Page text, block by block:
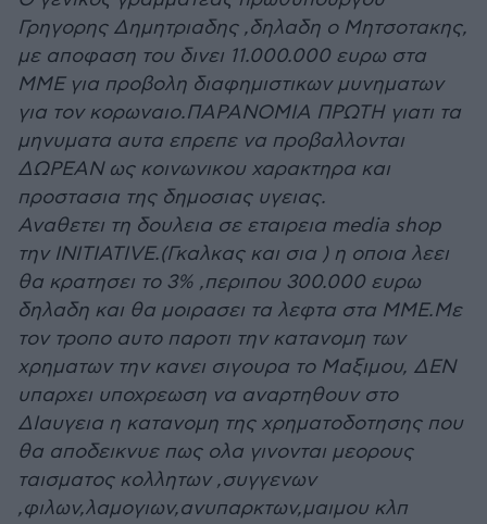
Γρηγορης Δημητριαδης ,δηλαδη ο Μητσοτακης,
με αποφαση του δινει 11.000.000 ευρω στα
ΜΜΕ για προβολη διαφημιστικων μυνηματων
για τον κορωναιο.ΠΑΡΑΝΟΜΙΑ ΠΡΩΤΗ γιατι τα
μηνυματα αυτα επρεπε να προβαλλονται
ΔΩΡΕΑΝ ως κοινωνικου χαρακτηρα και
προστασια της δημοσιας υγειας.
Αναθετει τη δουλεια σε εταιρεια media shop
την ΙNITIATIVE.(Γκαλκας και σια ) η οποια λεει
θα κρατησει το 3% ,περιπου 300.000 ευρω
δηλαδη και θα μοιρασει τα λεφτα στα ΜΜΕ.Με
τον τροπο αυτο παροτι την κατανομη των
χρηματων την κανει σιγουρα το Μαξιμου, ΔΕΝ
υπαρχει υποχρεωση να αναρτηθουν στο
ΔΙαυγεια η κατανομη της χρηματοδοτησης που
θα αποδεικνυε πως ολα γινονται μεορους
ταισματος κολλητων ,συγγενων
,φιλων,λαμογιων,ανυπαρκτων,μαιμου κλπ